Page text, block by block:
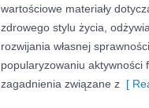
wartościowe materiały
zdrowego stylu życia,
rozwijania własnej
popularyzowaniu aktywności
zagadnienia związane z [